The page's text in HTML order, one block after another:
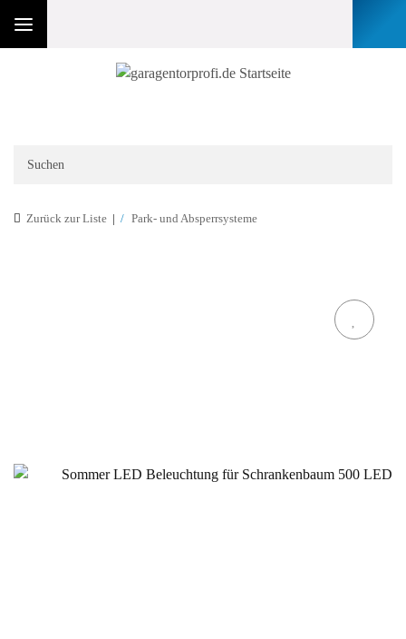
Zurück zur Liste Park- und Absperrsysteme